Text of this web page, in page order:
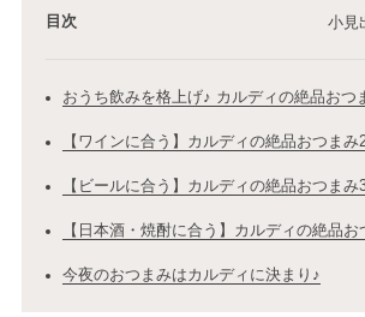
目次 小見
おうち飲みを格上げ♪ カルディの絶品おつ
【ワインに合う】カルディの絶品おつまみ
【ビールに合う】カルディの絶品おつまみ
【日本酒・焼酎に合う】カルディの絶品お
今夜のおつまみはカルディに決まり♪